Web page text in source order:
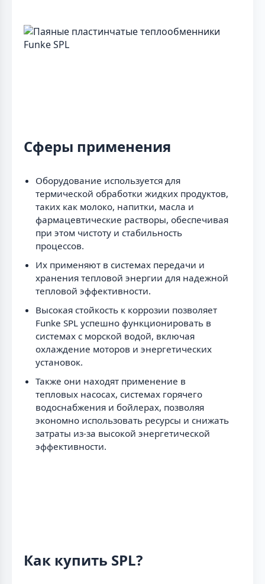
Сферы применения
Оборудование используется для
термической обработки жидких продуктов,
таких как молоко, напитки, масла и
фармацевтические растворы, обеспечивая
при этом чистоту и стабильность
процессов.
Их применяют в системах передачи и
хранения тепловой энергии для надежной
тепловой эффективности.
Высокая стойкость к коррозии позволяет
Funke SPL успешно функционировать в
системах с морской водой, включая
охлаждение моторов и энергетических
установок.
Также они находят применение в
тепловых насосах, системах горячего
водоснабжения и бойлерах, позволяя
экономно использовать ресурсы и снижать
затраты из-за высокой энергетической
эффективности.
Как купить SPL?